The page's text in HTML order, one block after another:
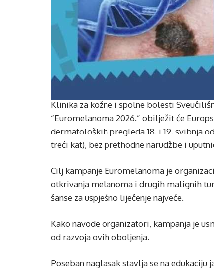
Klinika za kožne i spolne bolesti
“Euromelanoma 2026.” obilježit će
dermatoloških pregleda 18. i 19. svibnja
treći kat), bez prethodne narudžbe i
Cilj kampanje Euromelanoma je
otkrivanja melanoma i drugih malignih
šanse za uspješno liječenje najveće.
Kako navode organizatori, kampanja je
od razvoja ovih oboljenja.
Poseban naglasak stavlja se na